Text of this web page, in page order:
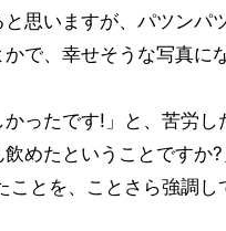
思いますが、パツンパ
で、幸せそうな写真に
ったです!」と、苦労し
めたということですか
とを、ことさら強調し